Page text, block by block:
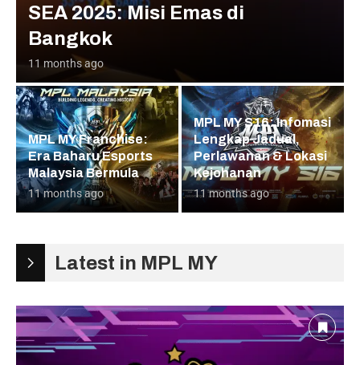
SEA 2025: Misi Emas di
Bangkok
11 months ago
MPL MY Franchise:
Era Baharu Esports
Malaysia Bermula
11 months ago
MPL MY S16: Infomasi
Lengkap Jadual,
Perlawanan & Lokasi
Kejohanan
11 months ago
Latest in MPL MY